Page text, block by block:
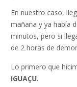
En nuestro caso,
mañana y ya había
minutos, pero si
de 2 horas de
Lo primero que
IGUAÇU.